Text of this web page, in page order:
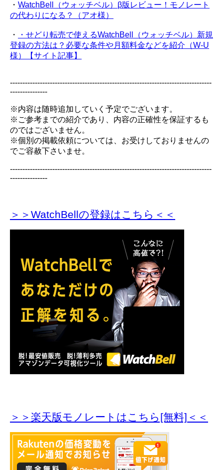
・ WatchBell（ウォッチベル）β版レビュー！モノレート
の代わりになる？（アオ様）
・
・せどり転売で使えるWatchBell（ウォッチベル）新規
登録の方法は？必要な条件や月額料金などを紹介（W-U
様）【サイト記事】
---------------------------------------------------------------------------------
---------------
※内容は随時追加していく予定でございます。
※ご参考までの紹介であり、内容の正確性を保証するも
のではございません。
※個別の掲載依頼については、お受けしておりませんの
でご容赦下さいませ。
---------------------------------------------------------------------------------
---------------
＞＞WatchBellの登録はこちら＜＜
＞＞楽天版モノレートはこちら[無料]＜＜